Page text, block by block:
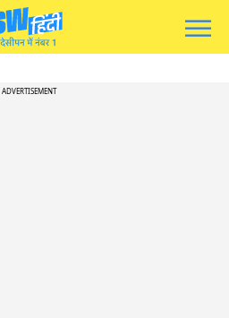
ADVERTISEMENT